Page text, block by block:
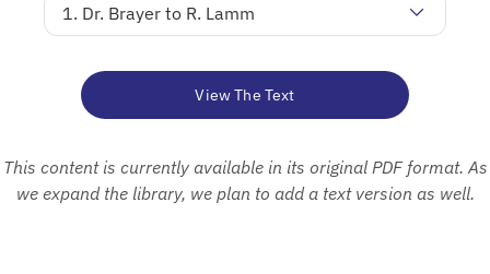
1. Dr. Brayer to R. Lamm
View The Text
This content is currently available in its original PDF format. As
we expand the library, we plan to add a text version as well.